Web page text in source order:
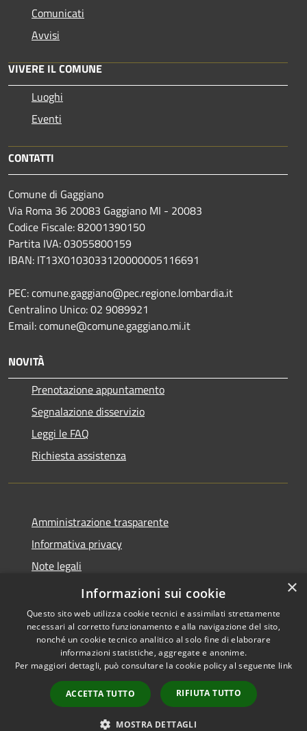
Comunicati
Avvisi
VIVERE IL COMUNE
Luoghi
Eventi
CONTATTI
Comune di Gaggiano
Via Roma 36 20083 Gaggiano MI - 20083
Codice Fiscale: 82001390150
Partita IVA: 03055800159
IBAN: IT13X0103033120000005116691
PEC: comune.gaggiano@pec.regione.lombardia.it
Centralino Unico: 02 9089921
Email: comune@comune.gaggiano.mi.it
NOVITÀ
Prenotazione appuntamento
Segnalazione disservizio
Leggi le FAQ
Richiesta assistenza
Amministrazione trasparente
Informativa privacy
Note legali
Dichiarazione di accessibilità
Accessibilità
Copyright © 2026 • Comune di
Gaggiano • Powered by
Municipium•
Accesso
redazione
×
Informazioni sui cookie
Questo sito web utilizza cookie tecnici e assimilati strettamente
necessari al corretto funzionamento e alla navigazione del sito,
nonché un cookie tecnico analitico al solo fine di elaborare
informazioni statistiche, aggregate e anonime.
Per maggiori dettagli, può consultare la cookie policy al seguente link
ACCETTA TUTTO RIFIUTA TUTTO
MOSTRA DETTAGLI